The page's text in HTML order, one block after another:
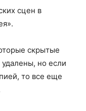
сцен в
скрытые
но если
то все еще